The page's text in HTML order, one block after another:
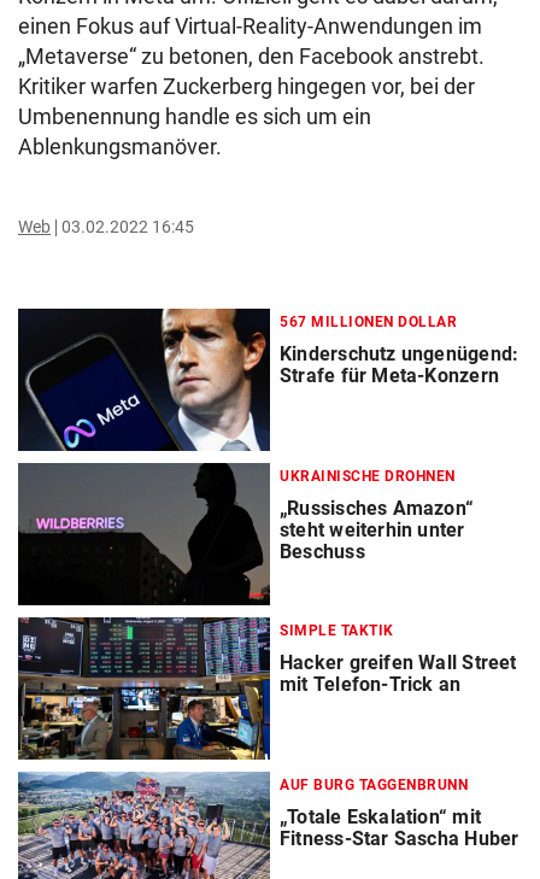
einen Fokus auf Virtual-Reality-Anwendungen im
„Metaverse“ zu betonen, den Facebook anstrebt.
Kritiker warfen Zuckerberg hingegen vor, bei der
Umbenennung handle es sich um ein
Ablenkungsmanöver.
Web 03.02.2022 16:45
567 MILLIONEN DOLLAR
Kinderschutz ungenügend:
Strafe für Meta-Konzern
UKRAINISCHE DROHNEN
„Russisches Amazon“
steht weiterhin unter
Beschuss
SIMPLE TAKTIK
Hacker greifen Wall Street
mit Telefon-Trick an
AUF BURG TAGGENBRUNN
„Totale Eskalation“ mit
Fitness-Star Sascha Huber